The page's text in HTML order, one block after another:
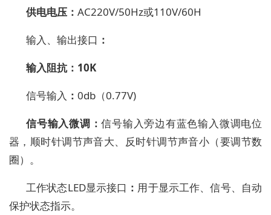
供电电压 ： AC220V/50Hz或110V/60H
输入、 输出接口 ：
输入阻抗： 10K
信号输入 ： 0db （0.77V)
信号输入微调 ：信号输入旁边有蓝色输入微调电位
器 ， 顺时针调节声音大、 反时针调节声音小（要调节数
圈）。
工作状态LED显示接口 ： 用于显示工作、信号、自动
保护状态指示。